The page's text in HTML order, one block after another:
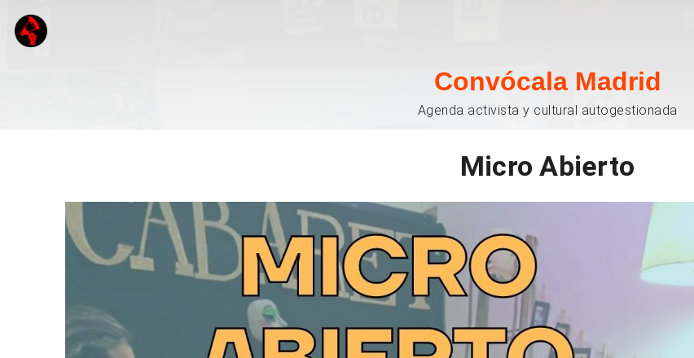
Convócala Madrid
Agenda activista y cultural autogestionada
Micro Abierto